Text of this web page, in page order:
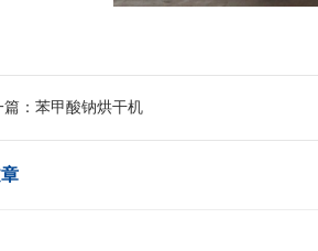
篇：苯甲酸钠烘干机